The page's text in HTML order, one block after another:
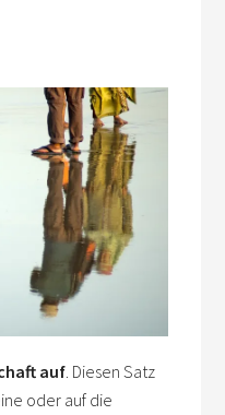
auf . Diesen Satz
oder auf die